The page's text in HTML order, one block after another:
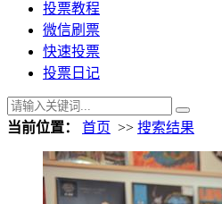
投票教程
微信刷票
快速投票
投票日记
当前位置： 首页 >> 搜索结果